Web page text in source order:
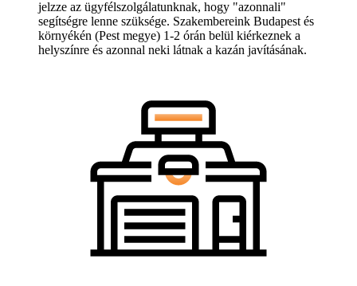
jelzze az ügyfélszolgálatunknak, hogy "azonnali"
segítségre lenne szüksége. Szakembereink Budapest és
környékén (Pest megye) 1-2 órán belül kiérkeznek a
helyszínre és azonnal neki látnak a kazán javításának.